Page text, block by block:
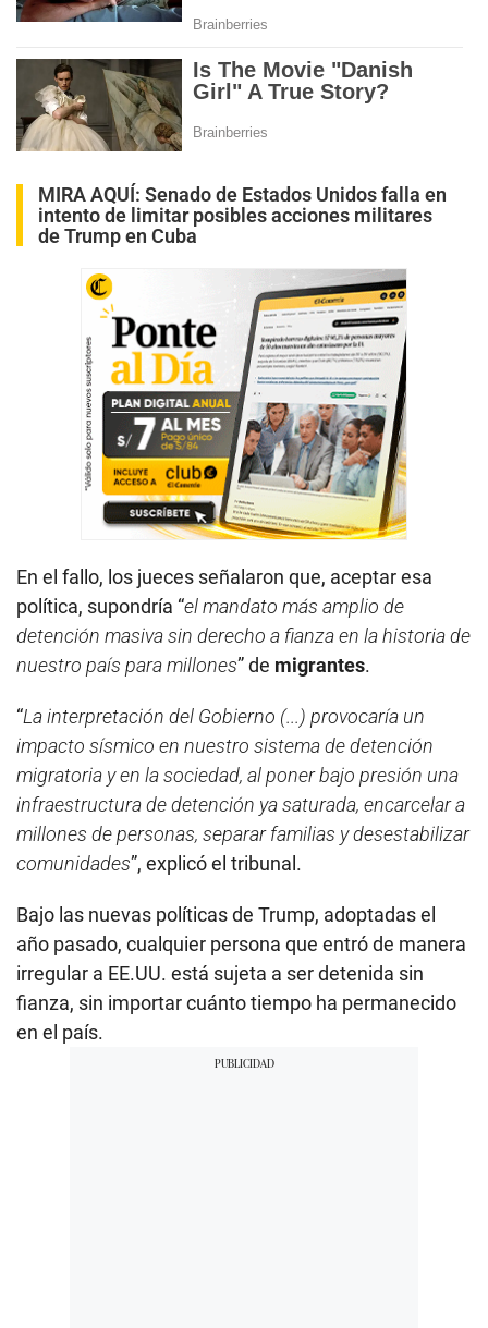
MIRA AQUÍ: Senado de Estados Unidos falla en
intento de limitar posibles acciones militares
de Trump en Cuba
En el fallo, los jueces señalaron que, aceptar esa
política, supondría “el mandato más amplio de
detención masiva sin derecho a fianza en la historia de
nuestro país para millones” de migrantes.
“La interpretación del Gobierno (...) provocaría un
impacto sísmico en nuestro sistema de detención
migratoria y en la sociedad, al poner bajo presión una
infraestructura de detención ya saturada, encarcelar a
millones de personas, separar familias y desestabilizar
comunidades”, explicó el tribunal.
Bajo las nuevas políticas de Trump, adoptadas el
año pasado, cualquier persona que entró de manera
irregular a EE.UU. está sujeta a ser detenida sin
fianza, sin importar cuánto tiempo ha permanecido
en el país.